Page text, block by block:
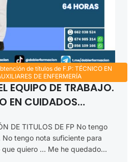
de títulos de F.P: TÉCNICO EN
DE ENFERMERÍA
EQUIPO DE TRABAJO.
EN CUIDADOS
DE TITULOS DE FP No tengo
tengo nota suficiente para
quiero … Me he quedado...